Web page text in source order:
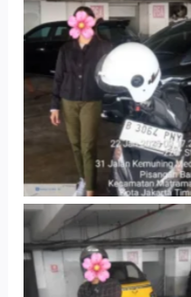
Cityplaza
Jatinegara Gedung
Parkir P6A